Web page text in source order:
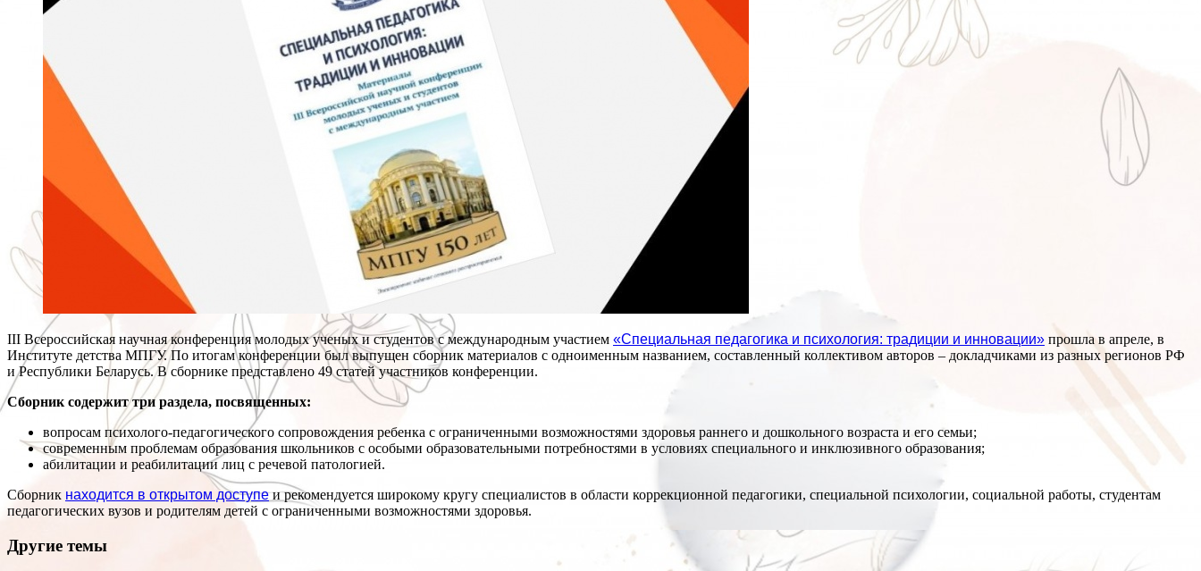
III Всероссийская научная конференция молодых ученых и студентов c международным участием «Специальная педагогика и психология: традиции и инновации» прошла в апреле, в
Институте детства МПГУ. По итогам конференции был выпущен сборник материалов с одноименным названием, составленный коллективом авторов – докладчиками из разных регионов РФ
и Республики Беларусь. В сборнике представлено 49 статей участников конференции.
Сборник содержит три раздела, посвященных:
вопросам психолого-педагогического сопровождения ребенка с ограниченными возможностями здоровья раннего и дошкольного возраста и его семьи;
современным проблемам образования школьников с особыми образовательными потребностями в условиях специального и инклюзивного образования;
абилитации и реабилитации лиц с речевой патологией.
Сборник находится в открытом доступеи рекомендуется широкому кругу специалистов в области коррекционной педагогики, специальной психологии, социальной работы, студентам
педагогических вузов и родителям детей с ограниченными возможностями здоровья.
Другие темы